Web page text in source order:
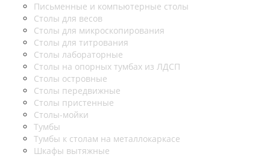
Письменные и компьютерные столы
Столы для весов
Столы для микроскопирования
Столы для титрования
Столы лабораторные
Столы на опорных тумбах из ЛДСП
Столы островные
Столы передвижные
Столы пристенные
Столы-мойки
Тумбы
Тумбы к столам на металлокаркасе
Шкафы вытяжные